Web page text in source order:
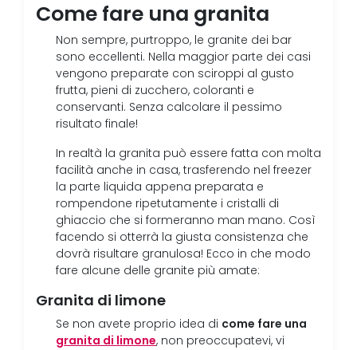
Come fare una granita
Non sempre, purtroppo, le granite dei bar
sono eccellenti. Nella maggior parte dei casi
vengono preparate con sciroppi al gusto
frutta, pieni di zucchero, coloranti e
conservanti. Senza calcolare il pessimo
risultato finale!
In realtà la granita può essere fatta con molta
facilità anche in casa, trasferendo nel freezer
la parte liquida appena preparata e
rompendone ripetutamente i cristalli di
ghiaccio che si formeranno man mano. Così
facendo si otterrà la giusta consistenza che
dovrà risultare granulosa! Ecco in che modo
fare alcune delle granite più amate:
Granita di limone
Se non avete proprio idea di come fare una
granita di limone, non preoccupatevi, vi